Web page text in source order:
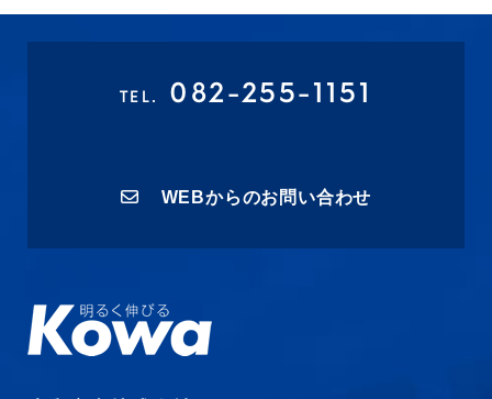
TEL. 082-255-1151
WEBからのお問い合わせ